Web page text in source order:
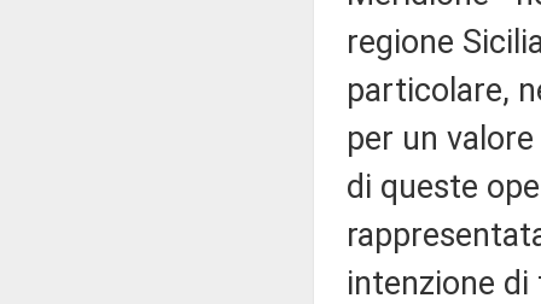
regione
particolare,
per un
di queste
intenzione